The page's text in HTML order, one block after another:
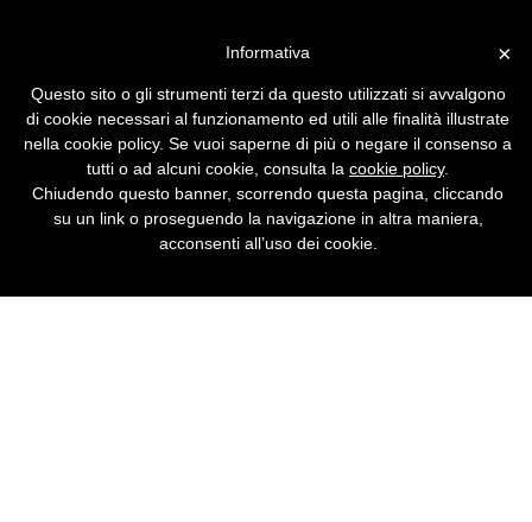
simbolo dell'hacking di
classe
È morto il fondatore del Chaos Computer
Club di Amburgo, la più straordinaria fucina
di hacker d'Europa. Tra tecnologia, politica e
×
Informativa
Questo sito o gli strumenti terzi da questo utilizzati si avvalgono
di cookie necessari al funzionamento ed utili alle finalità illustrate
nella cookie policy. Se vuoi saperne di più o negare il consenso a
tutti o ad alcuni cookie, consulta la cookie policy.
Chiudendo questo banner, scorrendo questa pagina, cliccando
su un link o proseguendo la navigazione in altra maniera,
acconsenti all’uso dei cookie.